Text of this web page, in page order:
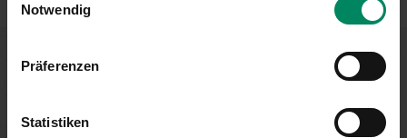
Notwendig
Präferenzen
Statistiken
Förderung nicht gefunden?